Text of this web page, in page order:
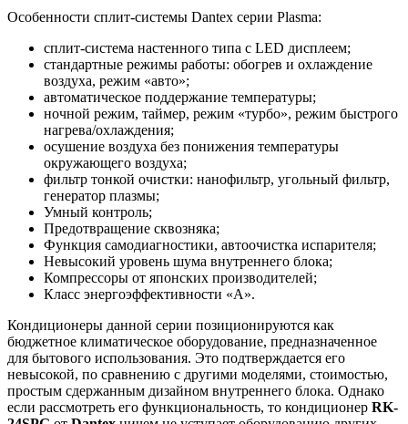
Особенности сплит-системы Dantex серии Plasma:
сплит-система настенного типа с LED дисплеем;
стандартные режимы работы: обогрев и охлаждение
воздуха, режим «авто»;
автоматическое поддержание температуры;
ночной режим, таймер, режим «турбо», режим быстрого
нагрева/охлаждения;
осушение воздуха без понижения температуры
окружающего воздуха;
фильтр тонкой очистки: нанофильтр, угольный фильтр,
генератор плазмы;
Умный контроль;
Предотвращение сквозняка;
Функция самодиагностики, автоочистка испарителя;
Невысокий уровень шума внутреннего блока;
Компрессоры от японских производителей;
Класс энергоэффективности «А».
Кондиционеры данной серии позиционируются как
бюджетное климатическое оборудование, предназначенное
для бытового использования. Это подтверждается его
невысокой, по сравнению с другими моделями, стоимостью,
простым сдержанным дизайном внутреннего блока. Однако
если рассмотреть его функциональность, то кондиционер RK-